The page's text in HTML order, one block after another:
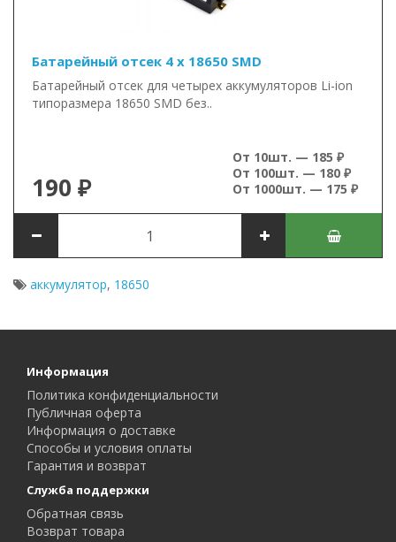
Батарейный отсек 4 x 18650 SMD
Батарейный отсек для четырех аккумуляторов Li-ion
типоразмера 18650 SMD без..
190 ₽
От 10шт. — 185 ₽
От 100шт. — 180 ₽
От 1000шт. — 175 ₽
аккумулятор, 18650
Информация
Политика конфиденциальности
Публичная оферта
Информация о доставке
Способы и условия оплаты
Гарантия и возврат
Служба поддержки
Обратная связь
Возврат товара